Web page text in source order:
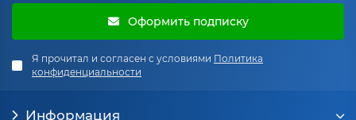
Оформить подписку
Я прочитал и согласен с условиями Политика
конфиденциальности
Информация